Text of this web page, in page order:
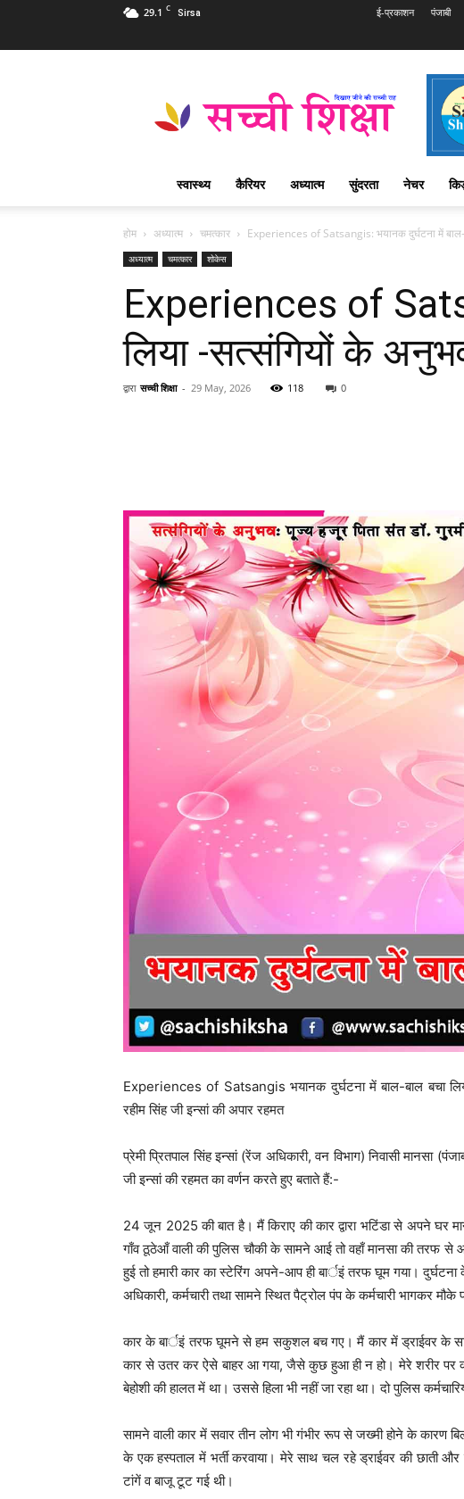
29.1 C Sirsa ई-प्रकाशन पंजाबी
Shiksha
शिक्षा
पत्रिका
स्वास्थ्य कैरियर अध्यात्म सुंदरता नेचर
होम अध्यात्म चमत्कार Experiences of Satsangis: भयानक दुर्घटना में
अध्यात्म चमत्कार शोकेस
Experiences of
लिया -सत्संगियों के
द्वारा सच्ची शिक्षा - 29 May, 2026 118 0
Experiences of Satsangis भयानक दुर्घटना में बाल-बाल बचा
रहीम सिंह जी इन्सां की अपार रहमत
प्रेमी प्रितपाल सिंह इन्सां (रेंज अधिकारी, वन विभाग) निवासी मानसा
जी इन्सां की रहमत का वर्णन करते हुए बताते हैं:-
24 जून 2025 की बात है। मैं किराए की कार द्वारा भटिंडा से अपने घर
गाँव ठूठेआँ वाली की पुलिस चौकी के सामने आई तो वहाँ मानसा की तरफ
हुई तो हमारी कार का स्टेरिंग अपने-आप ही बार्इं तरफ घूम गया।
अधिकारी, कर्मचारी तथा सामने स्थित पैट्रोल पंप के कर्मचारी भागकर
कार के बार्इं तरफ घूमने से हम सकुशल बच गए। मैं कार में ड्राईवर के
कार से उतर कर ऐसे बाहर आ गया, जैसे कुछ हुआ ही न हो। मेरे शरीर पर
बेहोशी की हालत में था। उससे हिला भी नहीं जा रहा था। दो पुलिस
सामने वाली कार में सवार तीन लोग भी गंभीर रूप से जख्मी होने के कारण
के एक हस्पताल में भर्ती करवाया। मेरे साथ चल रहे ड्राईवर की छाती
टांगें व बाजू टूट गई थी।